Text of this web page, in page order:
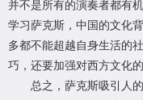
并不是所有的演奏者都有
学习萨克斯，中国的文化
多都不能超越自身生活的
巧，还要加强对西方文化
总之，萨克斯吸引人